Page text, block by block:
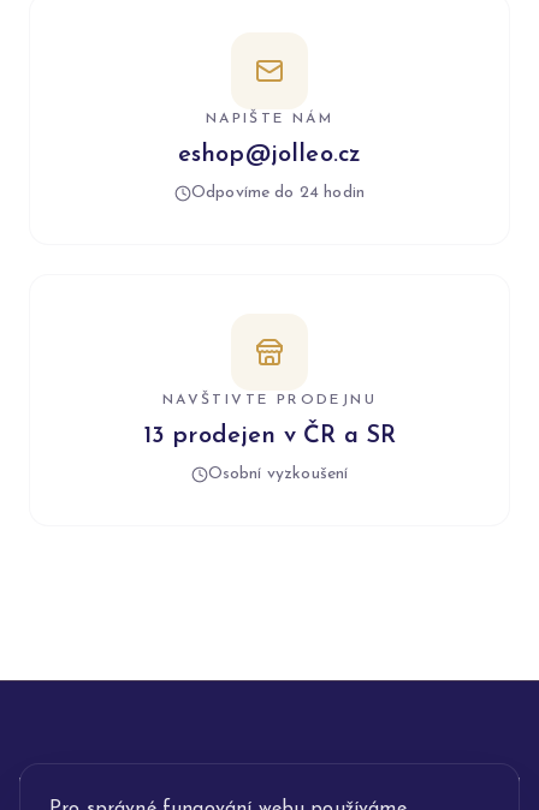
NAPIŠTE NÁM
eshop@jolleo.cz
Odpovíme do 24 hodin
NAVŠTIVTE PRODEJNU
13 prodejen v ČR a SR
Osobní vyzkoušení
INFORMACE